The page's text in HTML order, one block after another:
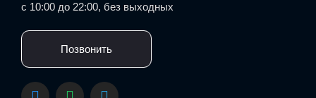
с 10:00 до 22:00, без выходных
Позвонить